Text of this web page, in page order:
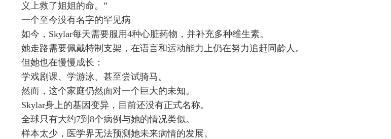
义上救了姐姐的命。”
一个至今没有名字的罕见病
如今，Skylar每天需要服用4种心脏药物，并补充多种维生素。
她走路需要佩戴特制支架，在语言和运动能力上仍在努力追赶同龄人。
但她也在慢慢成长：
学戏剧课、学游泳、甚至尝试骑马。
然而，这个家庭仍然面对一个巨大的未知。
Skylar身上的基因变异，目前还没有正式名称。
全球只有大约7到8个病例与她的情况类似。
样本太少，医学界无法预测她未来病情的发展。